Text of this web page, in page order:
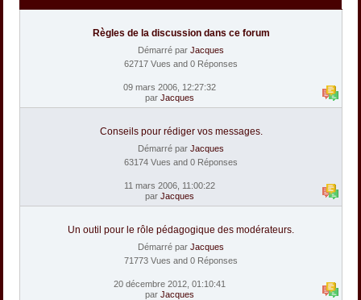
Règles de la discussion dans ce forum
Démarré par Jacques
62717 Vues and 0 Réponses
09 mars 2006, 12:27:32
par Jacques
Conseils pour rédiger vos messages.
Démarré par Jacques
63174 Vues and 0 Réponses
11 mars 2006, 11:00:22
par Jacques
Un outil pour le rôle pédagogique des modérateurs.
Démarré par Jacques
71773 Vues and 0 Réponses
20 décembre 2012, 01:10:41
par Jacques